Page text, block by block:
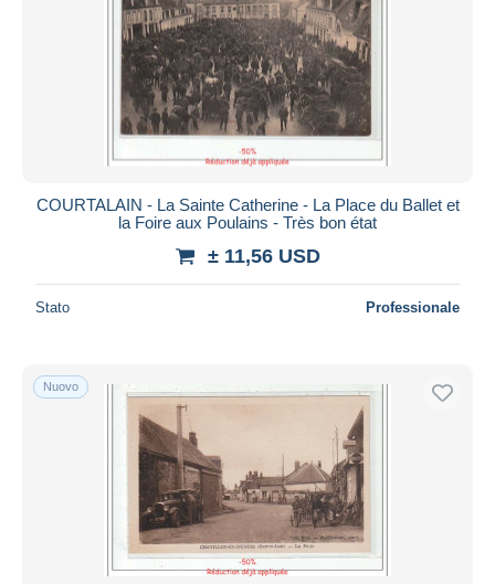
COURTALAIN - La Sainte Catherine - La Place du Ballet et
la Foire aux Poulains - Très bon état
± 11,56 USD
Stato Professionale
Nuovo